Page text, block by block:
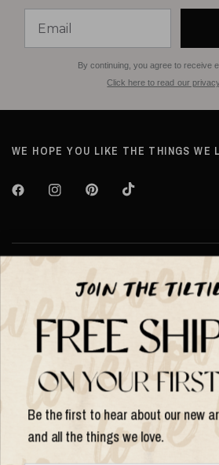
By continuing, you agree to receive
Click here to read our
WE HOPE YOU LIKE THE THINGS WE
Over TILTIL
Help
Shop op
Be the first to hear about our new
and all the things we love.